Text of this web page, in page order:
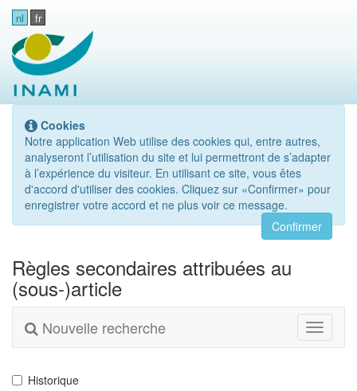
nl fr
Cookies
Notre application Web utilise des cookies qui, entre autres,
analyseront l’utilisation du site et lui permettront de s’adapter
à l’expérience du visiteur. En utilisant ce site, vous êtes
d'accord d'utiliser des cookies. Cliquez sur «Confirmer» pour
enregistrer votre accord et ne plus voir ce message.
Confirmer
Règles secondaires attribuées au
(sous-)article
Toggle
Nouvelle recherche
Historique